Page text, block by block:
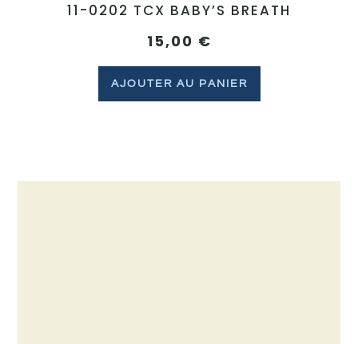
11-0202 TCX BABY’S BREATH
15,00 €
AJOUTER AU PANIER